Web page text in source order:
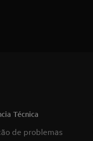
Técnica
de problemas